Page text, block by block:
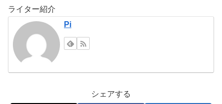
ライター紹介
Pi
シェアする